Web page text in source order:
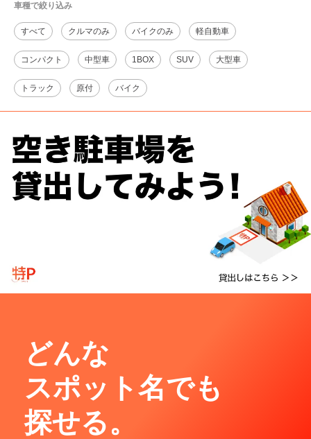
車種で絞り込み
すべて クルマのみ バイクのみ 軽自動車
コンパクト 中型車 1BOX SUV 大型車
トラック 原付 バイク
どんな
スポット名でも
探せる。